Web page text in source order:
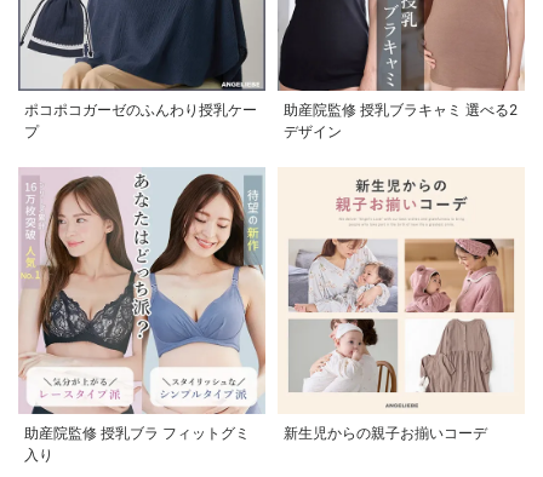
ポコポコガーゼのふんわり授乳ケー
プ
助産院監修 授乳ブラキャミ 選べる2
デザイン
助産院監修 授乳ブラ フィットグミ
入り
新生児からの親子お揃いコーデ